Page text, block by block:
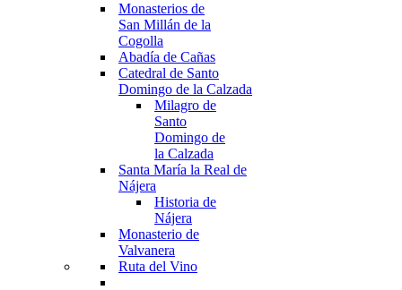
Monasterios de
San Millán de la
Cogolla
Abadía de Cañas
Catedral de Santo
Domingo de la Calzada
Milagro de
Santo
Domingo de
la Calzada
Santa María la Real de
Nájera
Historia de
Nájera
Monasterio de
Valvanera
Ruta del Vino